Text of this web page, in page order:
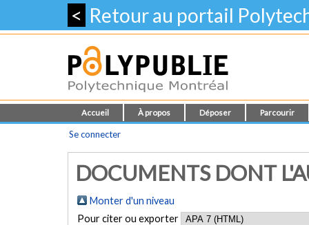
< Retour au portail
Accueil À propos Déposer Parcourir
Se connecter
DOCUMENTS DONT
Monter d'un niveau
Pour citer ou exporter